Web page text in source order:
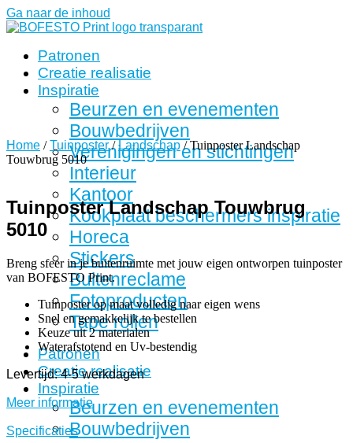
Ga naar de inhoud
Patronen
Creatie realisatie
Inspiratie
Beurzen en evenementen
Bouwbedrijven
Verenigingen en stichtingen
Interieur
Kantoor
Kookplaat beschermers inspiratie
Horeca
Stickers
Buitenreclame
Fotoproducten
Tape rollen
Patronen
Creatie realisatie
Inspiratie
Beurzen en evenementen
Bouwbedrijven
Home /Tuinposter/Landschap / Tuinposter Landschap
Touwbrug 5010
Tuinposter Landschap Touwbrug
5010
Breng sfeer in je buitenruimte met jouw eigen ontworpen tuinposter
van BOFESTO Print.
Tuinposter op maat volledig naar eigen wens
Snel en gemakkelijk te bestellen
Keuze uit 2 materialen
Waterafstotend en Uv-bestendig
Levertijd: 4-5 werkdagen
Meer informatie
Specificaties